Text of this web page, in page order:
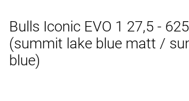
Bulls Iconic EVO 1 27,5 -
(summit lake blue matt /
blue)